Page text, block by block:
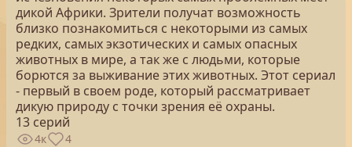
дикой Африки. Зрители получат возможность
близко познакомиться с некоторыми из самых
редких, самых экзотических и самых опасных
животных в мире, а так же с людьми, которые
борются за выживание этих животных. Этот сериал
- первый в своем роде, который рассматривает
дикую природу с точки зрения её охраны.
13 серий
4к 4